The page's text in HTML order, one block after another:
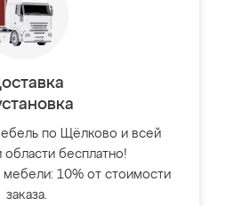
по Щёлково и всей
области бесплатно!
10% от стоимости
заказа.